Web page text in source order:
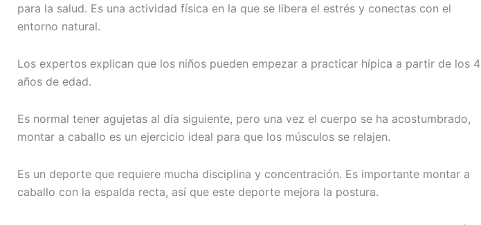
para la salud. Es una actividad física en la que se libera el estrés y conectas con el
entorno natural.
Los expertos explican que los niños pueden empezar a practicar hípica a partir de los 4
años de edad.
Es normal tener agujetas al día siguiente, pero una vez el cuerpo se ha acostumbrado,
montar a caballo es un ejercicio ideal para que los músculos se relajen.
Es un deporte que requiere mucha disciplina y concentración. Es importante montar a
caballo con la espalda recta, así que este deporte mejora la postura.